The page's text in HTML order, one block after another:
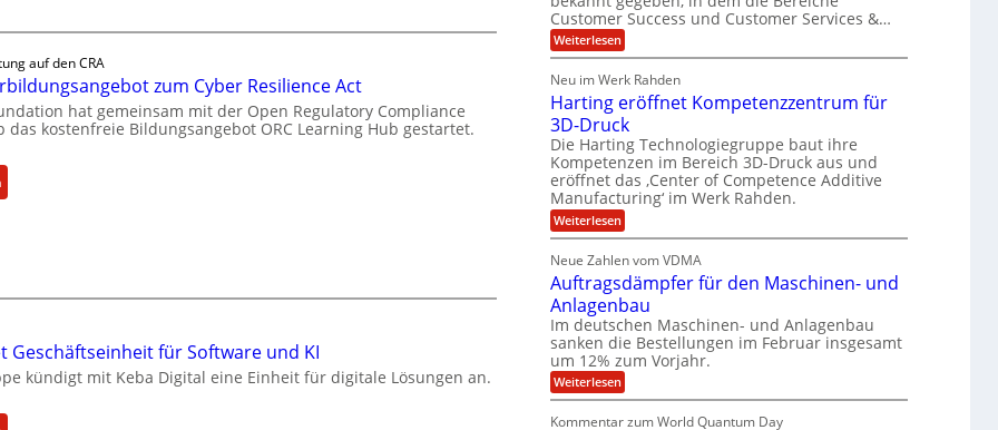
x
i
e
f
r
t
l
e
a
auf den CRA
zum Cyber Resilience Act
hat gemeinsam mit der Open Regulatory Compliance
das kostenfreie Bildungsangebot ORC Learning Hub gestartet.
:
N
s
e
t
e
Geschäftseinheit für Software und KI
kündigt mit Keba Digital eine Einheit für digitale Lösungen an.
H
u
b
e
h
ä
l
t
6
5
M
i
l
l
i
o
n
e
S
a
l
E
n
g
i
n
e
e
r
i
n
g
f
ü
r
e
l
l
a
r
n
V
e
r
s
i
o
n
3
2
G
r
o
u
p
b
e
r
n
i
m
m
t
A
s
o
l
u
t
Customer Success und Customer Services &…
Weiterlesen:
T
o
m
a
s
S
a
u
e
r
e
s
s
g
w
i
r
d
C
h
i
Neu im Werk Rahden
Harting eröffnet Kompetenzzentrum für
3D-Druck
Die Harting Technologiegruppe baut ihre
Kompetenzen im Bereich 3D-Druck aus und
eröffnet das ‚Center of Competence Additive
Manufacturing‘ im Werk Rahden.
Weiterlesen:
H
r
t
i
n
g
e
r
ö
f
f
n
Neue Zahlen vom VDMA
Auftragsdämpfer für den Maschinen- und
Anlagenbau
Im deutschen Maschinen- und Anlagenbau
sanken die Bestellungen im Februar insgesamt
um 12% zum Vorjahr.
Weiterlesen:
A
Kommentar zum World Quantum Day